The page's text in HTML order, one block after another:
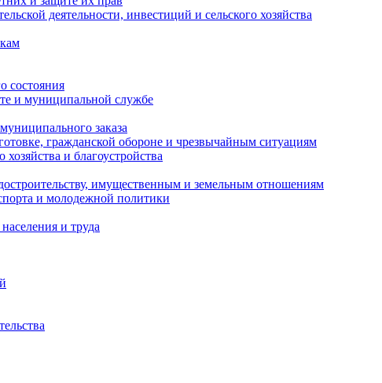
деятельности, инвестиций и сельского хозяйства
состояния
и муниципальной службе
заказа
гражданской обороне и чрезвычайным ситуациям
и благоустройства
имущественным и земельным отношениям
и молодежной политики
и труда